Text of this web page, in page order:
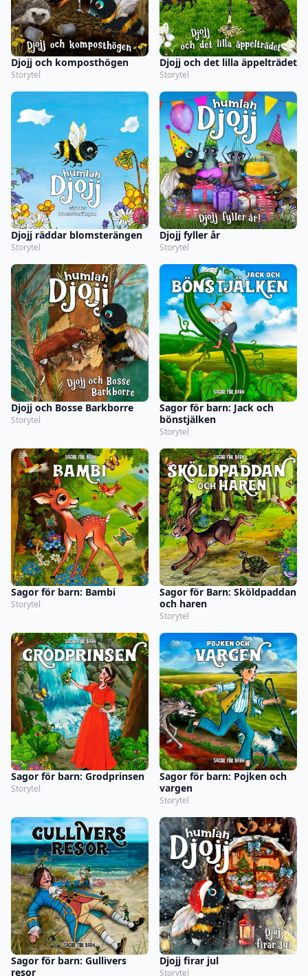
Djojj och komposthögen
Storytel
Djojj och det lilla äppelträdet
Storytel
Djojj räddar blomsterängen
Storytel
Djojj fyller år
Storytel
Djojj och Bosse Barkborre
Storytel
Sagor för barn: Jack och
bönstjälken
Storytel
Sagor för barn: Bambi
Storytel
Sagor för Barn: Sköldpaddan
och haren
Storytel
Sagor för barn: Grodprinsen
Storytel
Sagor för barn: Pojken och
vargen
Storytel
Sagor för barn: Gullivers
resor
Djojj firar jul
Storytel